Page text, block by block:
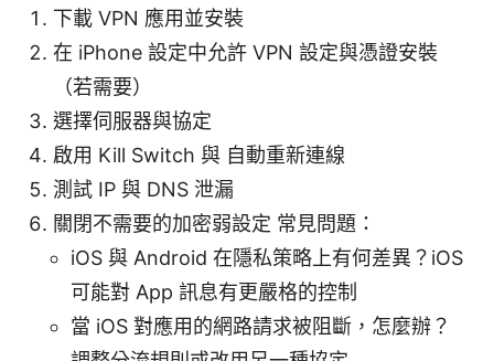
下載 VPN 應用並安裝
在 iPhone 設定中允許 VPN 設定與憑證安裝
（若需要）
選擇伺服器與協定
啟用 Kill Switch 與 自動重新連線
測試 IP 與 DNS 泄漏
關閉不需要的加密弱設定 常見問題：
iOS 與 Android 在隱私策略上有何差異？iOS
可能對 App 訊息有更嚴格的控制
當 iOS 對應用的網路請求被阻斷，怎麼辦？